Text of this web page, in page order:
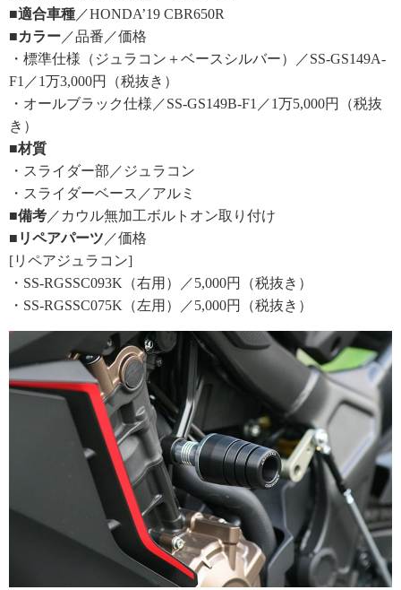
■適合車種 ／HONDA’19 CBR650R
■カラー ／品番／価格
・標準仕様（ジュラコン＋ベースシルバー）／SS-GS149A-
F1／1万3,000円（税抜き）
・オールブラック仕様／SS-GS149B-F1／1万5,000円（税抜
き）
■材質
・スライダー部／ジュラコン
・スライダーベース／アルミ
■備考 ／カウル無加工ボルトオン取り付け
■リペアパーツ ／価格
[リペアジュラコン]
・SS-RGSSC093K（右用）／5,000円（税抜き）
・SS-RGSSC075K（左用）／5,000円（税抜き）